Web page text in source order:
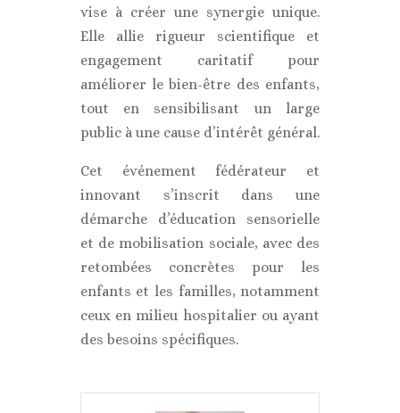
vise à créer une synergie unique.
Elle allie rigueur scientifique et
engagement caritatif pour
améliorer le bien-être des enfants,
tout en sensibilisant un large
public à une cause d’intérêt général.
Cet événement fédérateur et
innovant s’inscrit dans une
démarche d’éducation sensorielle
et de mobilisation sociale, avec des
retombées concrètes pour les
enfants et les familles, notamment
ceux en milieu hospitalier ou ayant
des besoins spécifiques.